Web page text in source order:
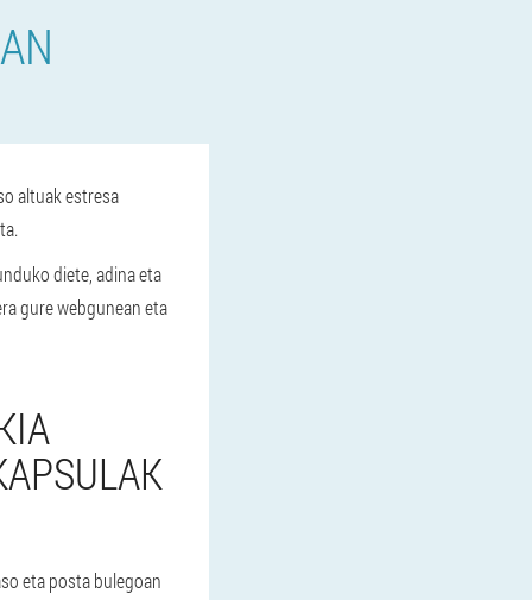
altuak estresa
diete, adina eta
gure webgunean eta
eta posta bulegoan